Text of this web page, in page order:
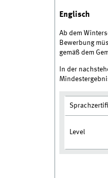
Englisch
Ab dem
Bewerbung
gemäß dem
In der
Level